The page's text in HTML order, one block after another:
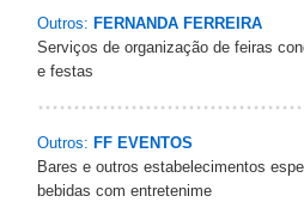
Outros: FERNANDA FERREIRA
Serviços de organização de feiras
e festas
Outros: FF EVENTOS
Bares e outros estabelecimentos
bebidas com entretenime